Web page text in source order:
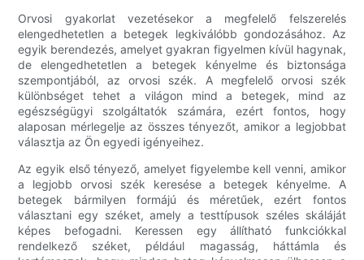
Orvosi gyakorlat vezetésekor a megfelelő felszerelés
elengedhetetlen a betegek legkiválóbb gondozásához. Az
egyik berendezés, amelyet gyakran figyelmen kívül hagynak,
de elengedhetetlen a betegek kényelme és biztonsága
szempontjából, az orvosi szék. A megfelelő orvosi szék
különbséget tehet a világon mind a betegek, mind az
egészségügyi szolgáltatók számára, ezért fontos, hogy
alaposan mérlegelje az összes tényezőt, amikor a legjobbat
választja az Ön egyedi igényeihez.
Az egyik első tényező, amelyet figyelembe kell venni, amikor
a legjobb orvosi szék keresése a betegek kényelme. A
betegek bármilyen formájú és méretűek, ezért fontos
választani egy széket, amely a testtípusok széles skáláját
képes befogadni. Keressen egy állítható funkciókkal
rendelkező széket, például magasság, háttámla és